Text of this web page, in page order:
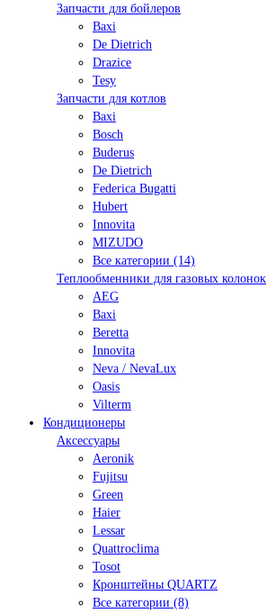
Запчасти для бойлеров
Baxi
De Dietrich
Drazice
Tesy
Запчасти для котлов
Baxi
Bosch
Buderus
De Dietrich
Federica Bugatti
Hubert
Innovita
MIZUDO
Все категории (14)
Теплообменники для газовых колонок
AEG
Baxi
Beretta
Innovita
Neva / NevaLux
Oasis
Vilterm
Кондиционеры
Аксессуары
Aeronik
Fujitsu
Green
Haier
Lessar
Quattroclima
Tosot
Кронштейны QUARTZ
Все категории (8)